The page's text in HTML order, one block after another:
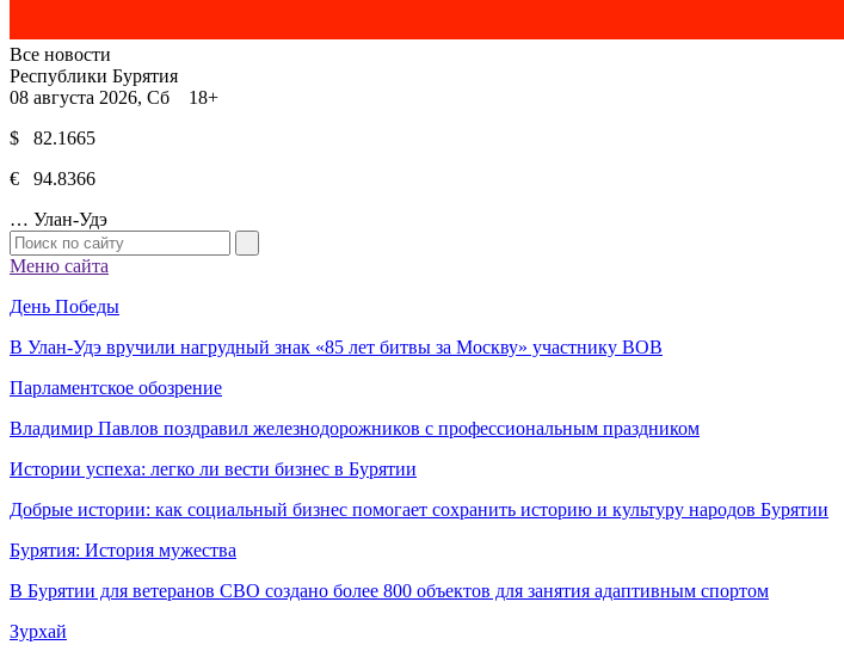
Все новости
Республики Бурятия
08 августа 2026, Сб 18+
$ 82.1665
€ 94.8366
… Улан-Удэ
Меню сайта
День Победы
В Улан-Удэ вручили нагрудный знак «85 лет битвы за Москву» участнику ВОВ
Парламентское обозрение
Владимир Павлов поздравил железнодорожников с профессиональным праздником
Истории успеха: легко ли вести бизнес в Бурятии
Добрые истории: как социальный бизнес помогает сохранить историю и культуру народов Бурятии
Бурятия: История мужества
В Бурятии для ветеранов СВО создано более 800 объектов для занятия адаптивным спортом
Зурхай